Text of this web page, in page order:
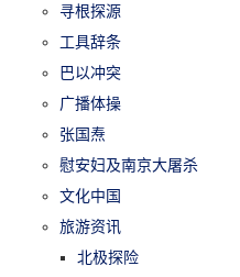
寻根探源
工具辞条
巴以冲突
广播体操
张国焘
慰安妇及南京大屠杀
文化中国
旅游资讯
北极探险